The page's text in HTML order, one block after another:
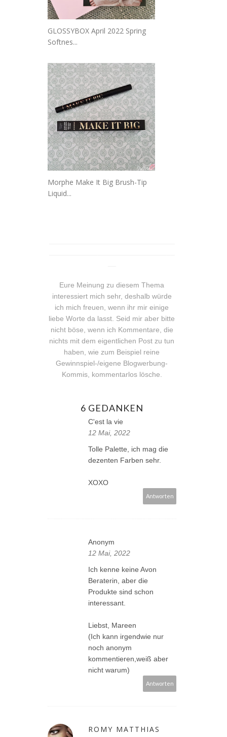
GLOSSYBOX April 2022 Spring
Softnes...
Morphe Make It Big Brush-Tip
Liquid...
Eure Meinung zu diesem Thema
interessiert mich sehr, deshalb würde
ich mich freuen, wenn ihr mir einige
liebe Worte da lasst. Seid mir aber bitte
nicht böse, wenn ich Kommentare, die
nichts mit dem eigentlichen Post zu tun
haben, wie zum Beispiel reine
Gewinnspiel-/eigene Blogwerbung-
Kommis, kommentarlos lösche.
6 GEDANKEN
C'est la vie
12 Mai, 2022
Tolle Palette, ich mag die
dezenten Farben sehr.
XOXO
Antworten
Anonym
12 Mai, 2022
Ich kenne keine Avon
Beraterin, aber die
Produkte sind schon
interessant.
Liebst, Mareen
(Ich kann irgendwie nur
noch anonym
kommentieren,weiß aber
nicht warum)
Antworten
ROMY MATTHIAS